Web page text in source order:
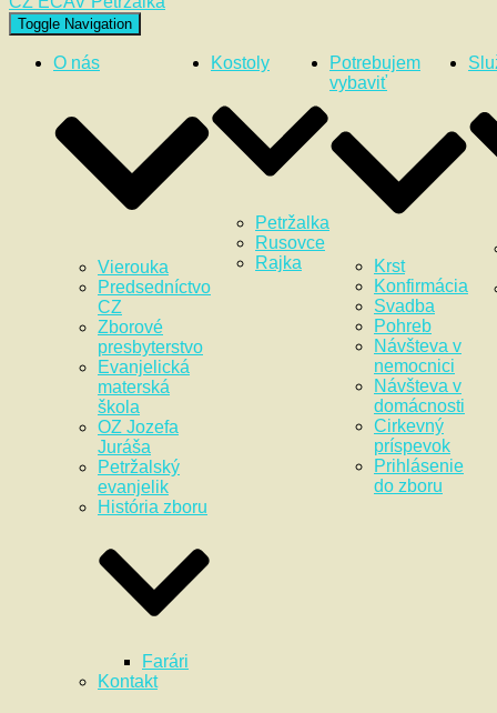
Toggle Navigation
O nás
Vierouka
Predsedníctvo
CZ
Zborové
presbyterstvo
Evanjelická
materská
škola
OZ Jozefa
Juráša
Petržalský
evanjelik
História zboru
Farári
Kontakt
Kostoly
Petržalka
Rusovce
Rajka
Potrebujem
vybaviť
Krst
Konfirmácia
Svadba
Pohreb
Návšteva v
nemocnici
Návšteva v
domácnosti
Cirkevný
príspevok
Prihlásenie
do zboru